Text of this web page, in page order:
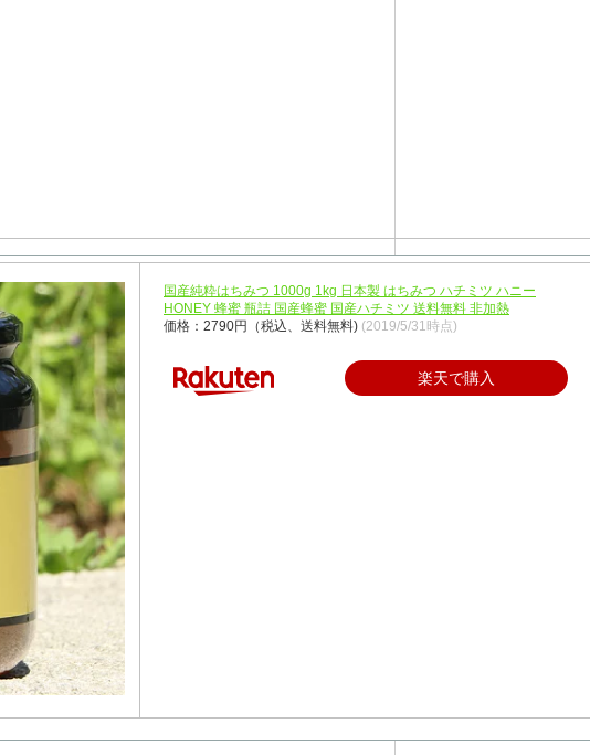
国産純粋はちみつ 1000g 1kg 日本製 はちみつ ハチミツ ハニー
HONEY 蜂蜜 瓶詰 国産蜂蜜 国産ハチミツ 送料無料 非加熱
価格：2790円（税込、送料無料) (2019/5/31時点)
楽天で購入